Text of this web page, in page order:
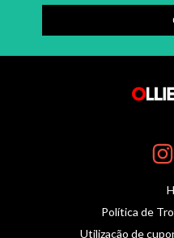
Política de
Utilização de